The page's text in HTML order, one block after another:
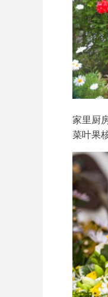
家里厨
菜叶果